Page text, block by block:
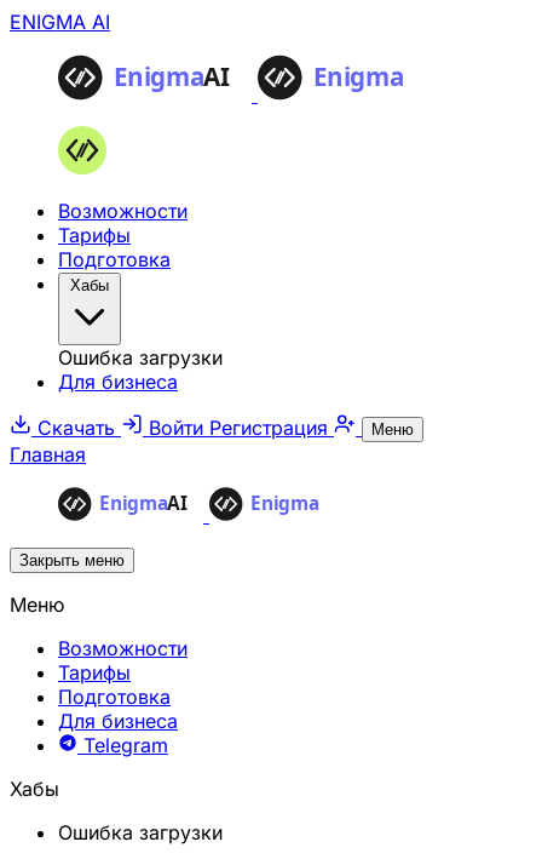
ENIGMA AI
Возможности
Тарифы
Подготовка
Хабы
Ошибка загрузки
Для бизнеса
Скачать
Войти Регистрация Меню
Главная
Закрыть меню
Меню
Возможности
Тарифы
Подготовка
Для бизнеса
Telegram
Хабы
Ошибка загрузки